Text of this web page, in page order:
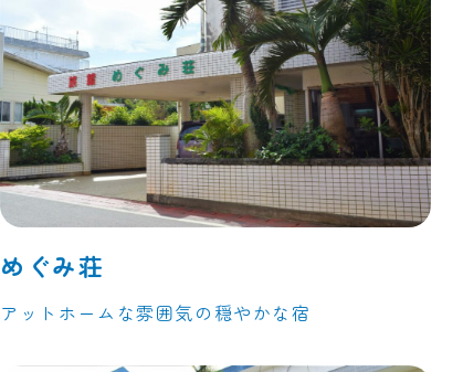
めぐみ荘
アットホームな雰囲気の穏やかな宿